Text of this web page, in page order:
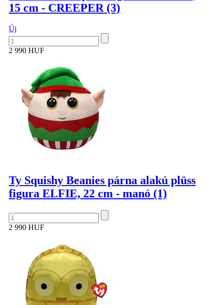
15 cm - CREEPER (3)
Új
2 990 HUF
Ty Squishy Beanies párna alakú plüss
figura ELFIE, 22 cm - manó (1)
2 990 HUF